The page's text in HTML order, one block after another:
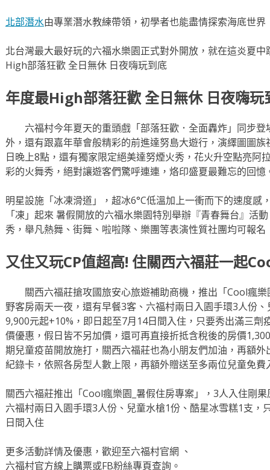
北部潛水由專業潛水教練帶領，初學者也能盡情探索海底世界
北台灣最大最好玩的六福水樂園正式對外開放，就在這炎夏
High部落狂歡 全日無休 日夜嗨玩到底
年度最High部落狂歡 全日無休 日夜嗨玩
六福村今年夏天的重頭戲「部落狂歡．全面轟炸」同步登
外，還有跟嘉年華會般精彩的前進達努島大遊行，演繹圖圖
日晚上8點，還有獨家限定絕美達努煙火秀，花火升空點亮阿
彩的火舞秀，絕對讓遊客們驚呼連連，烙印盛夏最難忘的回憶
明星設施「冰凍滑道」，超冰6°C低溫加上一衝而下的速度感
「凍」起來 暑假開放的六福水樂園特別舉辦『青春舞台』活
秀，舉凡熱舞、街舞、啦啦隊、樂團等表演性質社團均可報名
又住又玩CP值超高! 住關西六福莊一起
關西六福莊搶攻國旅安心旅遊補助商機，推出「Cool瘋樂
野客房兩天一夜，還有早餐3客、六福村兩日入園手環3人份
9,900元起+10%，即日起至7月14日間入住，只要秀出滿三劑
價優惠，假日皆不另加價，還可再直接折抵含稅後的房價
期兒童疫苗開放施打，關西六福莊也為小朋友們加油，再額
紀錄卡，依照各房型人數上限，再額外贈送至多兩位兒童免費
關西六福莊推出「Cool瘋樂園_暑假住房專案」，3人入住剛
六福村兩日入園手環3人份、兒童水槍1份、酷星冰雪糕1支，
日間入住
更多活動詳情及優惠，歡迎至六福村官網 、
六福村官方線上購票或FB粉絲專頁查詢。